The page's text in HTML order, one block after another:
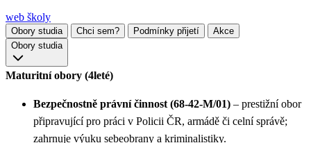
web školy
Obory studia Chci sem? Podmínky přijetí
Akce
Obory studia
Maturitní obory (4leté)
Bezpečnostně právní činnost (68-42-M/01) – prestižní obor
připravující pro práci v Policii ČR, armádě či celní správě;
zahrnuje výuku sebeobrany a kriminalistiky.